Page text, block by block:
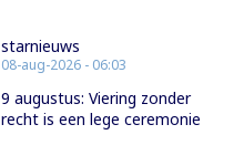
starnieuws
08-aug-2026 - 06:03
9 augustus: Viering zonder
recht is een lege ceremonie